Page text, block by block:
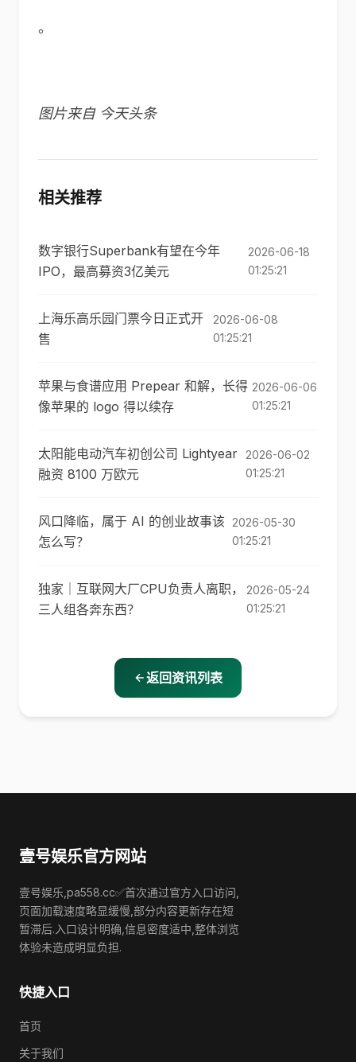
。
图片来自 今天头条
相关推荐
数字银行Superbank有望在今年
IPO，最高募资3亿美元
2026-06-18
01:25:21
上海乐高乐园门票今日正式开
售
2026-06-08
01:25:21
苹果与食谱应用 Prepear 和解，长得
像苹果的 logo 得以续存
2026-06-06
01:25:21
太阳能电动汽车初创公司 Lightyear
融资 8100 万欧元
2026-06-02
01:25:21
风口降临，属于 AI 的创业故事该
怎么写？
2026-05-30
01:25:21
独家｜互联网大厂CPU负责人离职，
三人组各奔东西？
2026-05-24
01:25:21
返回资讯列表
壹号娱乐官方网站
壹号娱乐,pa558.cc✅首次通过官方入口访问,
页面加载速度略显缓慢,部分内容更新存在短
暂滞后.入口设计明确,信息密度适中,整体浏览
体验未造成明显负担.
快捷入口
首页
关于我们